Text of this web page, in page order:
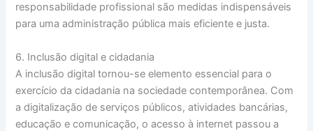
responsabilidade profissional são medidas indispensáveis
para uma administração pública mais eficiente e justa.
6. Inclusão digital e cidadania
A inclusão digital tornou-se elemento essencial para o
exercício da cidadania na sociedade contemporânea. Com
a digitalização de serviços públicos, atividades bancárias,
educação e comunicação, o acesso à internet passou a